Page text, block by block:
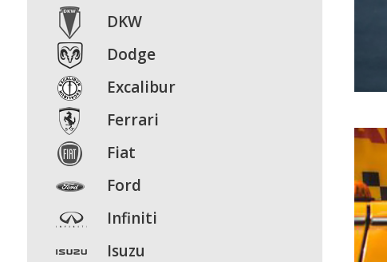
DKW
Dodge
Excalibur
Ferrari
Fiat
Ford
Infiniti
Isuzu